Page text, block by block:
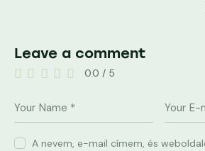
Leave a comment
0.0 / 5
A nevem, e-mail címem, és